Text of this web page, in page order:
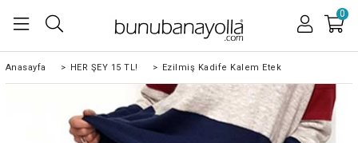
0
Anasayfa > HER ŞEY 15 TL! > Ezilmiş Kadife Kalem Etek